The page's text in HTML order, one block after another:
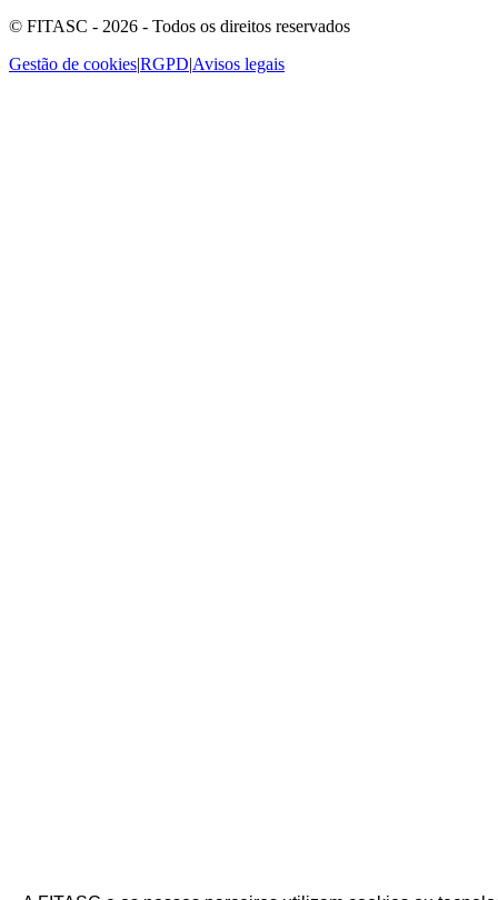
© FITASC - 2026 - Todos os direitos reservados
Gestão de cookies|RGPD|Avisos legais